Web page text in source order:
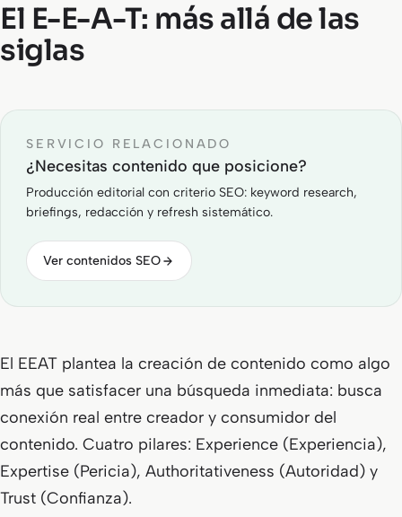
El E-E-A-T: más allá de las
siglas
SERVICIO RELACIONADO
¿Necesitas contenido que posicione?
Producción editorial con criterio SEO: keyword research,
briefings, redacción y refresh sistemático.
Ver contenidos SEO
El EEAT plantea la creación de contenido como algo
más que satisfacer una búsqueda inmediata: busca
conexión real entre creador y consumidor del
contenido. Cuatro pilares: Experience (Experiencia),
Expertise (Pericia), Authoritativeness (Autoridad) y
Trust (Confianza).